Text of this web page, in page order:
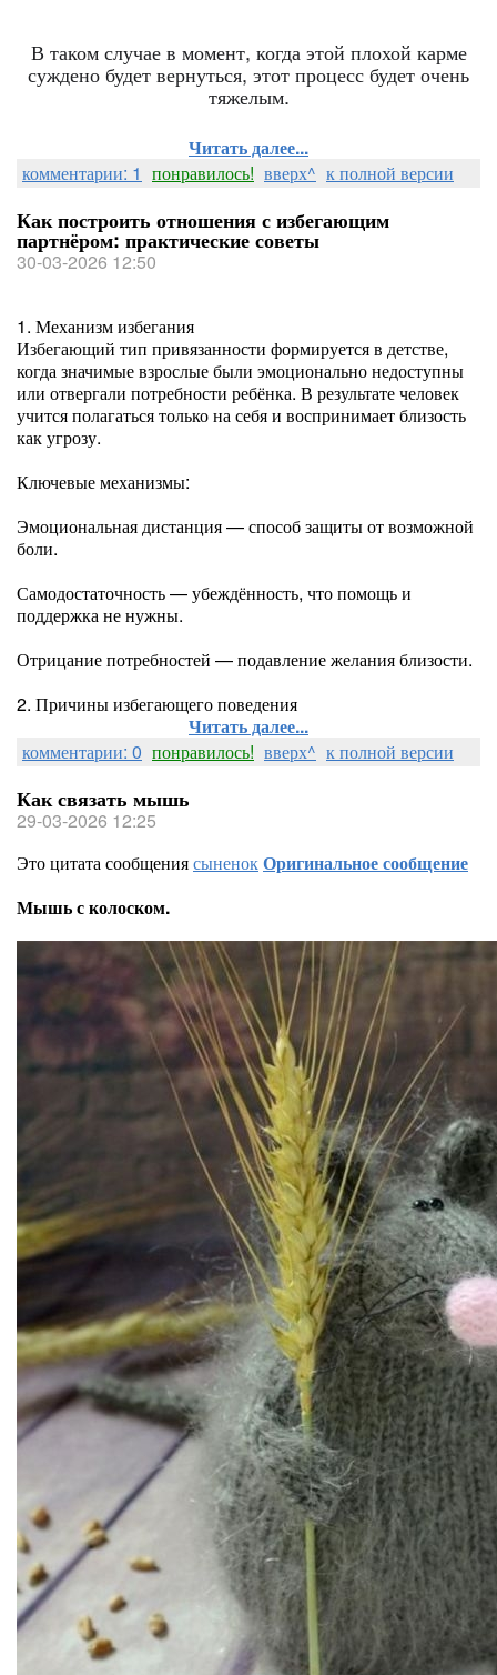
В таком случае в момент, когда этой плохой карме
суждено будет вернуться, этот процесс будет очень
тяжелым.
Читать далее...
комментарии: 1 понравилось! вверх^ к полной версии
Как построить отношения с избегающим
партнёром: практические советы
30-03-2026 12:50
1. Механизм избегания
Избегающий тип привязанности формируется в детстве,
когда значимые взрослые были эмоционально недоступны
или отвергали потребности ребёнка. В результате человек
учится полагаться только на себя и воспринимает близость
как угрозу.
Ключевые механизмы:
Эмоциональная дистанция — способ защиты от возможной
боли.
Самодостаточность — убеждённость, что помощь и
поддержка не нужны.
Отрицание потребностей — подавление желания близости.
2. Причины избегающего поведения
Читать далее...
комментарии: 0 понравилось! вверх^ к полной версии
Как связать мышь
29-03-2026 12:25
Это цитата сообщениясыненокОригинальное сообщение
Мышь с колоском.